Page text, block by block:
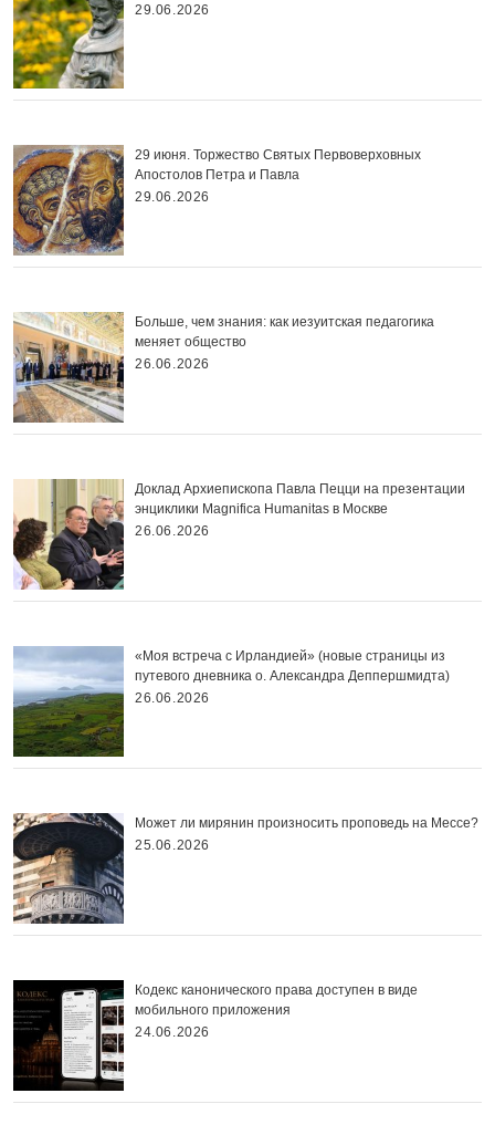
29.06.2026
29 июня. Торжество Святых Первоверховных
Апостолов Петра и Павла
29.06.2026
Больше, чем знания: как иезуитская педагогика
меняет общество
26.06.2026
Доклад Архиепископа Павла Пецци на презентации
энциклики Magnifica Нumanitas в Москве
26.06.2026
«Моя встреча с Ирландией» (новые страницы из
путевого дневника о. Александра Деппершмидта)
26.06.2026
Может ли мирянин произносить проповедь на Мессе?
25.06.2026
Кодекс канонического права доступен в виде
мобильного приложения
24.06.2026